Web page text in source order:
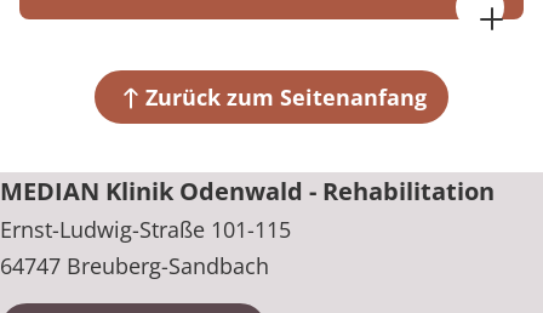
64747 Breuberg-Sandbach
Zurück zum Seitenanfang
MEDIAN Klinik Odenwald - Rehabilitation
Ernst-Ludwig-Straße 101-115
64747 Breuberg-Sandbach